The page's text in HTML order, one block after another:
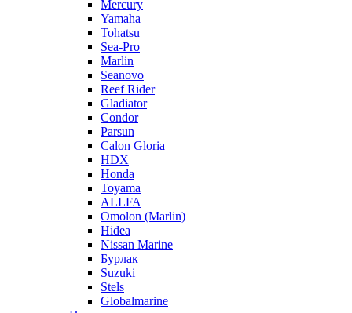
Mercury
Yamaha
Tohatsu
Sea-Pro
Marlin
Seanovo
Reef Rider
Gladiator
Condor
Parsun
Calon Gloria
HDX
Honda
Toyama
ALLFA
Omolon (Marlin)
Hidea
Nissan Marine
Бурлак
Suzuki
Stels
Globalmarine